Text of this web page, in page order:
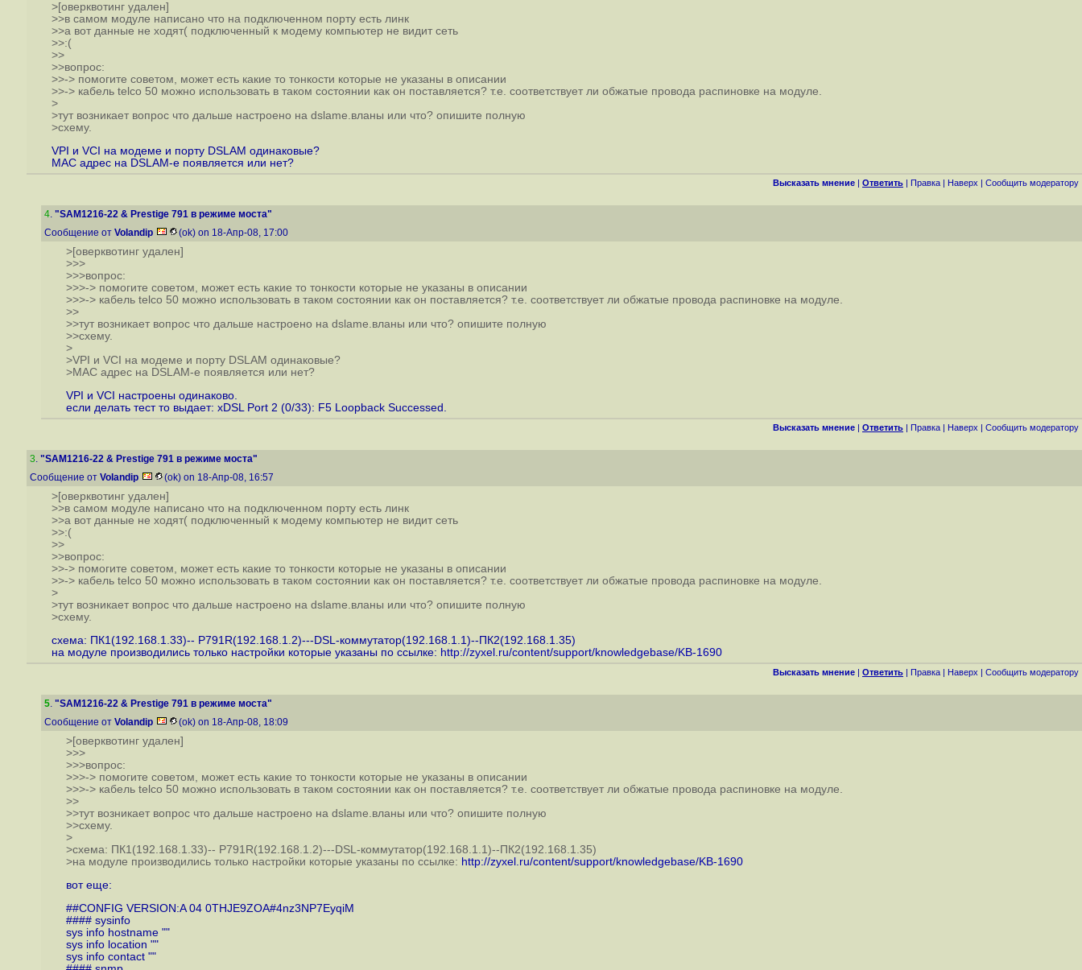
>[оверквотинг удален]
>>в самом модуле написано что на подключенном порту есть линк
>>а вот данные не ходят( подключенный к модему компьютер не видит сеть
>>:(
>>
>>вопрос:
>>-> помогите советом, может есть какие то тонкости которые не указаны в описании
>>-> кабель telco 50 можно использовать в таком состоянии как он поставляется? т.е. соответствует ли обжатые провода распиновке на модуле.
>
>тут возникает вопрос что дальше настроено на dslame.вланы или что? опишите полную
>схему.
VPI и VCI на модеме и порту DSLAM одинаковые?
МАС адрес на DSLAM-е появляется или нет?
Высказать мнение | Ответить | Правка | Наверх | Cообщить модератору
4. "SAM1216-22 & Prestige 791 в режиме моста"
Сообщение от Volandip (ok) on 18-Апр-08, 17:00
>[оверквотинг удален]
>>>
>>>вопрос:
>>>-> помогите советом, может есть какие то тонкости которые не указаны в описании
>>>-> кабель telco 50 можно использовать в таком состоянии как он поставляется? т.е. соответствует ли обжатые провода распиновке на модуле.
>>
>>тут возникает вопрос что дальше настроено на dslame.вланы или что? опишите полную
>>схему.
>
>VPI и VCI на модеме и порту DSLAM одинаковые?
>МАС адрес на DSLAM-е появляется или нет?
VPI и VCI настроены одинаково.
если делать тест то выдает: xDSL Port 2 (0/33): F5 Loopback Successed.
Высказать мнение | Ответить | Правка | Наверх | Cообщить модератору
3. "SAM1216-22 & Prestige 791 в режиме моста"
Сообщение от Volandip (ok) on 18-Апр-08, 16:57
>[оверквотинг удален]
>>в самом модуле написано что на подключенном порту есть линк
>>а вот данные не ходят( подключенный к модему компьютер не видит сеть
>>:(
>>
>>вопрос:
>>-> помогите советом, может есть какие то тонкости которые не указаны в описании
>>-> кабель telco 50 можно использовать в таком состоянии как он поставляется? т.е. соответствует ли обжатые провода распиновке на модуле.
>
>тут возникает вопрос что дальше настроено на dslame.вланы или что? опишите полную
>схему.
схема: ПК1(192.168.1.33)-- P791R(192.168.1.2)---DSL-коммутатор(192.168.1.1)--ПК2(192.168.1.35)
на модуле производились только настройки которые указаны по ссылке: http://zyxel.ru/content/support/knowledgebase/KB-1690
Высказать мнение | Ответить | Правка | Наверх | Cообщить модератору
5. "SAM1216-22 & Prestige 791 в режиме моста"
Сообщение от Volandip (ok) on 18-Апр-08, 18:09
>[оверквотинг удален]
>>>
>>>вопрос:
>>>-> помогите советом, может есть какие то тонкости которые не указаны в описании
>>>-> кабель telco 50 можно использовать в таком состоянии как он поставляется? т.е. соответствует ли обжатые провода распиновке на модуле.
>>
>>тут возникает вопрос что дальше настроено на dslame.вланы или что? опишите полную
>>схему.
>
>схема: ПК1(192.168.1.33)-- P791R(192.168.1.2)---DSL-коммутатор(192.168.1.1)--ПК2(192.168.1.35)
>на модуле производились только настройки которые указаны по ссылке: http://zyxel.ru/content/support/knowledgebase/KB-1690
вот еще:
##CONFIG VERSION:A 04 0THJE9ZOA#4nz3NP7EyqiM
#### sysinfo
sys info hostname ""
sys info location ""
sys info contact ""